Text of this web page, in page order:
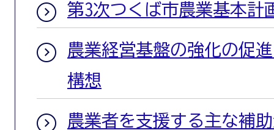
第3次つくば市農業基本計
農業経営基盤の強化の促
構想
農業者を支援する主な補